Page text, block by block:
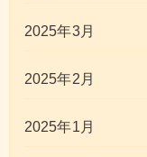
2025年3月
2025年2月
2025年1月